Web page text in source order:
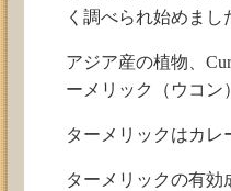
く調べられ始めまし
アジア産の植物、
ーメリック（ウコン
ターメリックはカレ
ターメリックの有